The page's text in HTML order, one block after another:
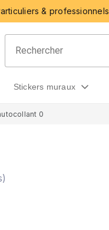
& professionnels
stickers muraux
0